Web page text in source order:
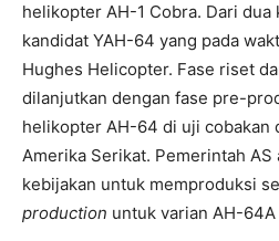
helikopter AH-1 Cobra. Dari dua
kandidat YAH-64 yang pada
Hughes Helicopter. Fase riset
dilanjutkan dengan fase pre-
helikopter AH-64 di uji cobakan
Amerika Serikat. Pemerintah
kebijakan untuk memproduksi
production untuk varian AH-64A